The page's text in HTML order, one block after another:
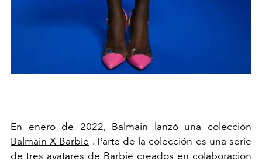
En enero de 2022, Balmain lanzó una colección
Balmain X Barbie . Parte de la colección es una serie
de tres avatares de Barbie creados en colaboración